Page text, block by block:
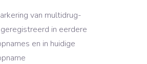
van multidrug-
in eerdere
en in huidige